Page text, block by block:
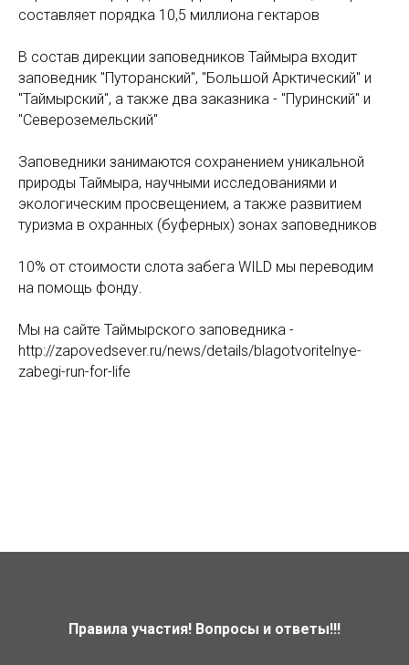
составляет порядка 10,5 миллиона гектаров
В состав дирекции заповедников Таймыра входит
заповедник "Путоранский", "Большой Арктический" и
"Таймырский", а также два заказника - "Пуринский" и
"Североземельский"
Заповедники занимаются сохранением уникальной
природы Таймыра, научными исследованиями и
экологическим просвещением, а также развитием
туризма в охранных (буферных) зонах заповедников
10% от стоимости слота забега WILD мы переводим
на помощь фонду.
Мы на сайте Таймырского заповедника -
http://zapovedsever.ru/news/details/blagotvoritelnye-
zabegi-run-for-life
Правила участия! Вопросы и ответы!!!